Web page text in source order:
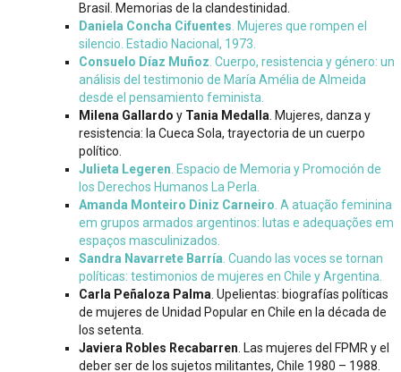
Brasil. Memorias de la clandestinidad.
Daniela Concha Cifuentes. Mujeres que rompen el
silencio. Estadio Nacional, 1973.
Consuelo Díaz Muñoz. Cuerpo, resistencia y género: un
análisis del testimonio de María Amélia de Almeida
desde el pensamiento feminista.
Milena Gallardo y Tania Medalla. Mujeres, danza y
resistencia: la Cueca Sola, trayectoria de un cuerpo
político.
Julieta Legeren. Espacio de Memoria y Promoción de
los Derechos Humanos La Perla.
Amanda Monteiro Diniz Carneiro. A atuação feminina
em grupos armados argentinos: lutas e adequações em
espaços masculinizados.
Sandra Navarrete Barría. Cuando las voces se tornan
políticas: testimonios de mujeres en Chile y Argentina.
Carla Peñaloza Palma. Upelientas: biografías políticas
de mujeres de Unidad Popular en Chile en la década de
los setenta.
Javiera Robles Recabarren. Las mujeres del FPMR y el
deber ser de los sujetos militantes, Chile 1980 – 1988.